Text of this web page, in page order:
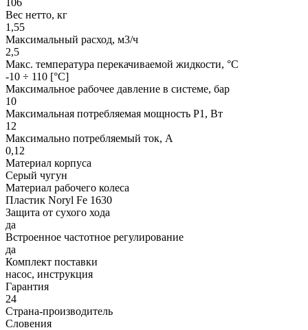
Вес нетто, кг
1,55
Максимальный расход, м3/ч
2,5
Макс. температура перекачиваемой жидкости, °C
-10 ÷ 110 [°C]
Максимальное рабочее давление в системе, бар
10
Максимальная потребляемая мощность Р1, Вт
12
Максимально потребляемый ток, А
0,12
Материал корпуса
Серый чугун
Материал рабочего колеса
Пластик Noryl Fe 1630
Защита от сухого хода
да
Встроенное частотное регулирование
да
Комплект поставки
насос, инструкция
Гарантия
24
Страна-производитель
Словения